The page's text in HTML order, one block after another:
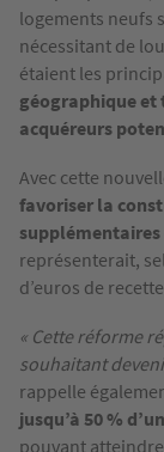
logements neufs
nécessitant de
étaient les
géographique et
acquéreurs
Avec cette
favoriser la
supplémentaires
représenterait,
d’euros de
« Cette réforme
souhaitant
rappelle
jusqu’à 50 %
pouvant atteindre